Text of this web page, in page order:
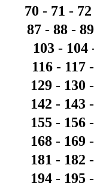
70 - 71 - 72
87 - 88 - 89
103- 104
116 - 117
129 - 130
142 - 143
155 - 156
168 - 169
181 - 182
194 - 195